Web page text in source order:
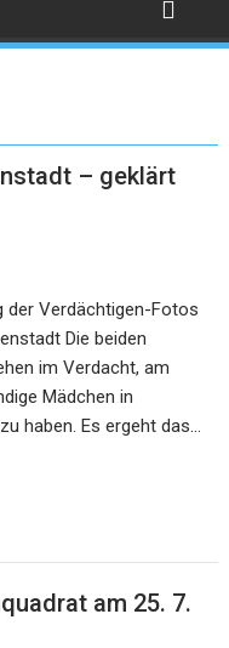
– geklärt
der Verdächtigen-Fotos
Die beiden
im Verdacht, am
Mädchen in
haben. Es ergeht das…
am 25. 7.